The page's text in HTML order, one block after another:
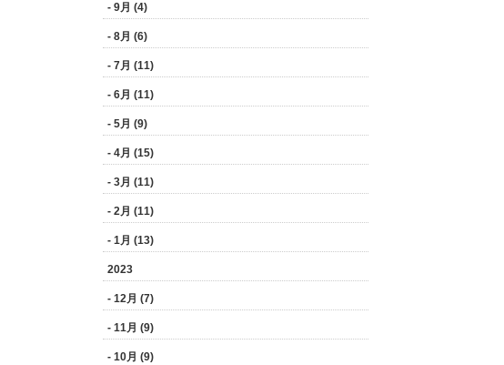
- 9月 (4)
- 8月 (6)
- 7月 (11)
- 6月 (11)
- 5月 (9)
- 4月 (15)
- 3月 (11)
- 2月 (11)
- 1月 (13)
2023
- 12月 (7)
- 11月 (9)
- 10月 (9)